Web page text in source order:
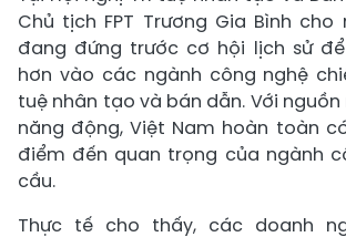
Chủ tịch FPT Trương Gia Bình cho
đang đứng trước cơ hội lịch sử
hơn vào các ngành công nghệ
tuệ nhân tạo và bán dẫn. Với
năng động, Việt Nam hoàn toàn
điểm đến quan trọng của ngành
cầu.
Thực tế cho thấy, các doanh